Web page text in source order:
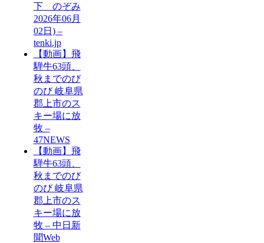
下 のぞみ
2026年06月
02日) –
tenki.jp
【動画】飛
騨牛63頭、
秋までのび
のび 岐阜県
郡上市のス
キー場に放
牧 –
47NEWS
【動画】飛
騨牛63頭、
秋までのび
のび 岐阜県
郡上市のス
キー場に放
牧 – 中日新
聞Web